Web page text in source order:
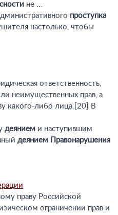
не ...
проступка
настолько, чтобы
ответственность,
неимущественных прав, а
какого-либо лица.[20] В
деянием и наступившим
деянием
Правонарушения
праву Российской
ограничении прав и